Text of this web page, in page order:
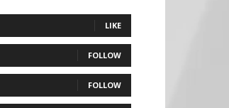
LIKE
FOLLOW
FOLLOW